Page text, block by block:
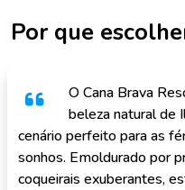
Por que
O Cana Brava
beleza natural de
cenário perfeito para as
sonhos. Emoldurado por
coqueirais exuberantes,